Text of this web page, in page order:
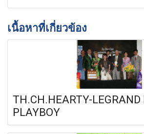
เนื้อหาที่เกี่ยวข้อง
TH.CH.HEARTY-LEGRAND
PLAYBOY